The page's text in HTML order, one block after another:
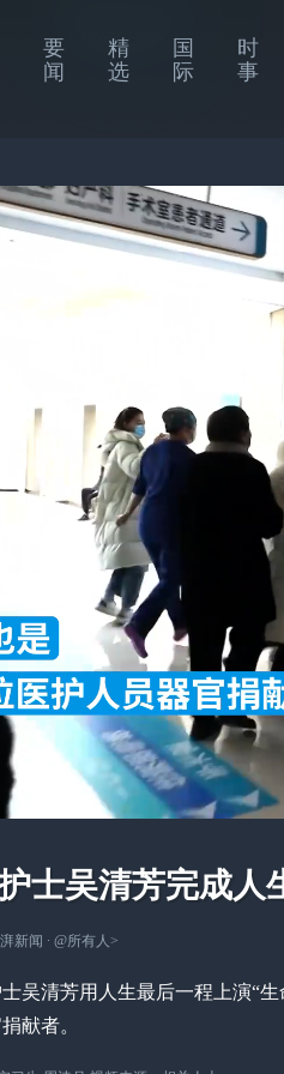
要
闻
精
选
国
际
时
事
士吴清芳完成人
新闻 ∙ @所有人 >
吴清芳用人生最后一程上演“
献者。